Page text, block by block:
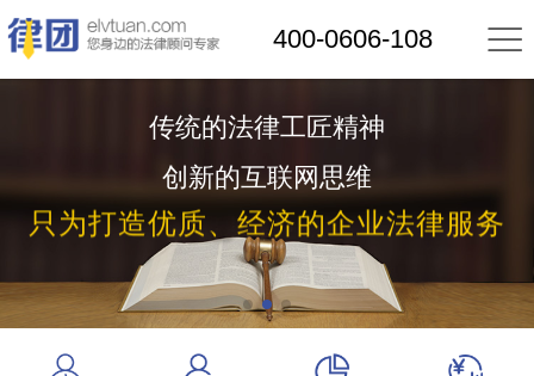
400-0606-108 
传统的法律工匠精神
创新的互联网思维
只为打造优质、经济的企业法律服务